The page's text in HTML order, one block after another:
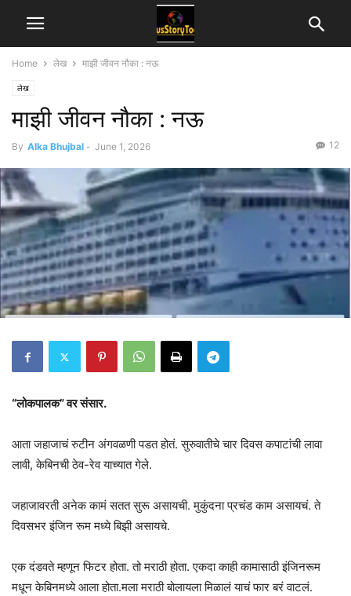
Home लेख माझी जीवन नौका : नऊ
लेख
माझी जीवन नौका : नऊ
By Alka Bhujbal - June 1, 2026 12
“लोकपालक” वर संसार.
आता जहाजाचं रुटीन अंगवळणी पडत होतं. सुरुवातीचे चार दिवस कपाटांची लावा
लावी, केबिनची ठेव-रेव याच्यात गेले.
जहाजावरती अनेक कामं सतत सुरू असायची. मुकुंदना प्रचंड काम असायचं. ते
दिवसभर इंजिन रूम मध्ये बिझी असायचे‌.
एक दंडवते म्हणून फिटर होता. तो मराठी होता. एकदा काही कामासाठी इंजिनरूम
मधून केबिनमध्ये आला होता.मला मराठी बोलायला मिळालं याचं फार बरं वाटलं.